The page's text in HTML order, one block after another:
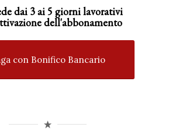
dai 3 ai 5 giorni lavorativi
dell'abbonamento
con Bonifico Bancario